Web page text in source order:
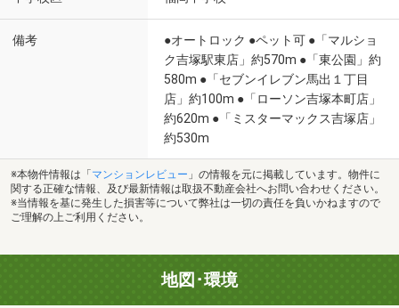
備考
●オートロック ●ペット可 ●「マルショ
ク吉塚駅東店」約570m ●「東公園」約
580m ●「セブンイレブン馬出１丁目
店」約100m ●「ローソン吉塚本町店」
約620m ●「ミスターマックス吉塚店」
約530m
※本物件情報は「 マンションレビュー 」の情報を元に掲載しています。物件に
関する正確な情報、及び最新情報は取扱不動産会社へお問い合わせください。
※当情報を基に発生した損害等について弊社は一切の責任を負いかねますので
ご理解の上ご利用ください。
地図･環境